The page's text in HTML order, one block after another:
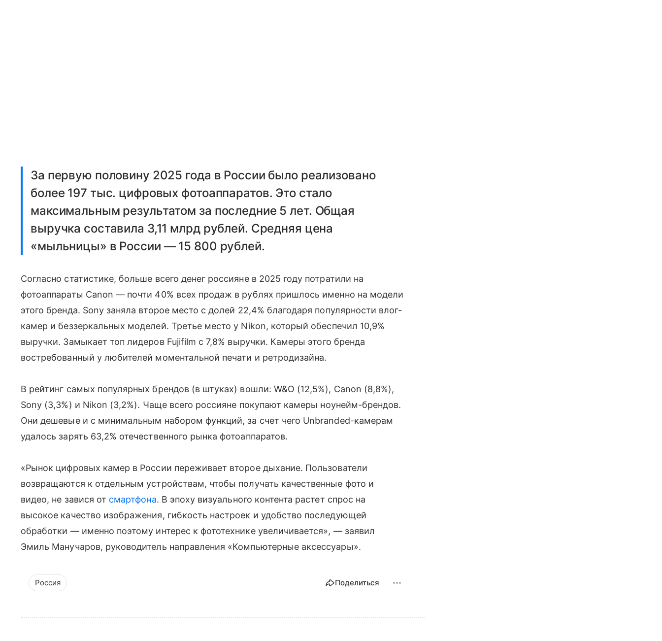
За первую половину 2025 года в России было реализовано
более 197 тыс. цифровых фотоаппаратов. Это стало
максимальным результатом за последние 5 лет. Общая
выручка составила 3,11 млрд рублей. Средняя цена
«мыльницы» в России — 15 800 рублей.
Согласно статистике, больше всего денег россияне в 2025 году потратили на
фотоаппараты Canon — почти 40% всех продаж в рублях пришлось именно на модели
этого бренда. Sony заняла второе место с долей 22,4% благодаря популярности влог-
камер и беззеркальных моделей. Третье место у Nikon, который обеспечил 10,9%
выручки. Замыкает топ лидеров Fujifilm с 7,8% выручки. Камеры этого бренда
востребованный у любителей моментальной печати и ретродизайна.
В рейтинг самых популярных брендов (в штуках) вошли: W&O (12,5%), Canon (8,8%),
Sony (3,3%) и Nikon (3,2%). Чаще всего россияне покупают камеры ноунейм-брендов.
Они дешевые и с минимальным набором функций, за счет чего Unbranded-камерам
удалось зарять 63,2% отечественного рынка фотоаппаратов.
«Рынок цифровых камер в России переживает второе дыхание. Пользователи
возвращаются к отдельным устройствам, чтобы получать качественные фото и
видео, не завися от смартфона. В эпоху визуального контента растет спрос на
высокое качество изображения, гибкость настроек и удобство последующей
обработки — именно поэтому интерес к фототехнике увеличивается», — заявил
Эмиль Манучаров, руководитель направления «Компьютерные аксессуары».
Россия Поделиться